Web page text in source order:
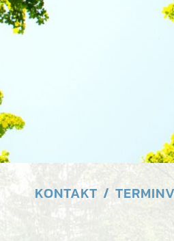
KONTAKT /